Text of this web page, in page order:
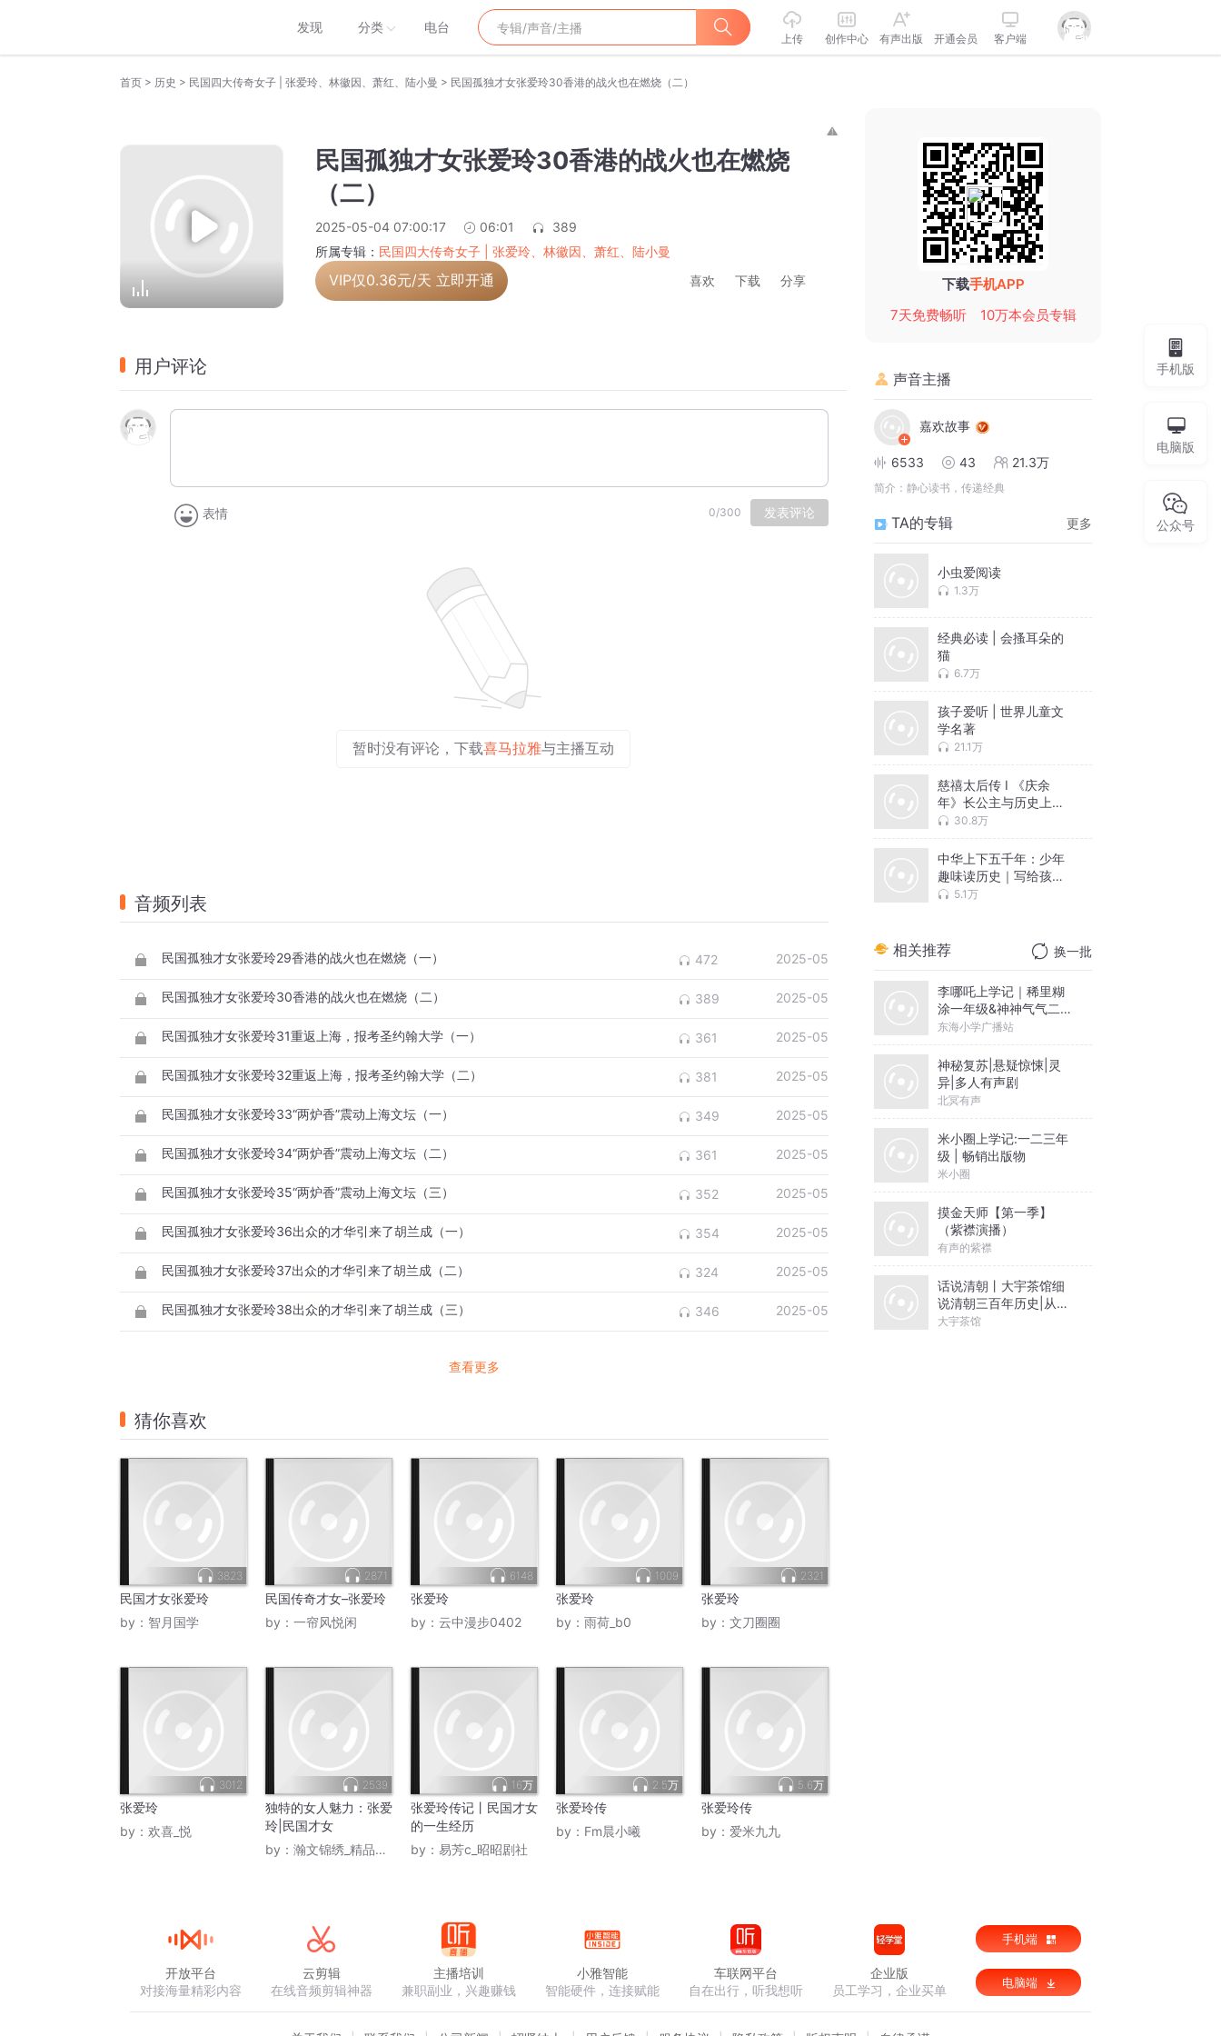
发现 分类 电台
上传 创作中心 有声出版 开通会员 客户端
首页 > 历史 > 民国四大传奇女子 | 张爱玲、林徽因、萧红、陆小曼 > 民国孤独才女张爱玲30香港的战火也在燃烧（二）
民国孤独才女张爱玲30香港的战火也在燃烧
（二）
2025-05-04 07:00:17 06:01
389
所属专辑： 民国四大传奇女子 | 张爱玲、林徽因、萧红、陆小曼
VIP仅0.36元/天 立即开通 喜欢 下载 分享
用户评论
表情 0/300 发表评论
暂时没有评论，下载喜马拉雅与主播互动
音频列表
民国孤独才女张爱玲29香港的战火也在燃烧（一） 472 2025-05
民国孤独才女张爱玲30香港的战火也在燃烧（二） 389 2025-05
民国孤独才女张爱玲31重返上海，报考圣约翰大学（一） 361 2025-05
民国孤独才女张爱玲32重返上海，报考圣约翰大学（二） 381 2025-05
民国孤独才女张爱玲33“两炉香”震动上海文坛（一） 349 2025-05
民国孤独才女张爱玲34“两炉香”震动上海文坛（二） 361 2025-05
民国孤独才女张爱玲35“两炉香”震动上海文坛（三） 352 2025-05
民国孤独才女张爱玲36出众的才华引来了胡兰成（一） 354 2025-05
民国孤独才女张爱玲37出众的才华引来了胡兰成（二） 324 2025-05
民国孤独才女张爱玲38出众的才华引来了胡兰成（三） 346 2025-05
查看更多
猜你喜欢
3823
民国才女张爱玲
by： 智月国学
2871
民国传奇才女–张爱玲
by： 一帘风悦闲
6148
张爱玲
by： 云中漫步0402
1009
张爱玲
by： 雨荷_b0
2321
张爱玲
by： 文刀圈圈
3012
张爱玲
by： 欢喜_悦
2539
独特的女人魅力：张爱
玲|民国才女
by： 瀚文锦绣_精品图书
16万
张爱玲传记丨民国才女
的一生经历
by： 易芳c_昭昭剧社
2.5万
张爱玲传
by： Fm晨小曦
5.6万
张爱玲传
by： 爱米九九
下载手机APP
7天免费畅听
10万本会员专辑
声音主播
嘉欢故事
6533 43 21.3万
简介： 静心读书，传递经典
TA的专辑 更多
小虫爱阅读
1.3万
经典必读 | 会搔耳朵的
猫
6.7万
孩子爱听 | 世界儿童文
学名著
21.1万
慈禧太后传 I 《庆余
年》长公主与历史上的
女性权谋大师对决！| 晚
摇 前朝后宫 清朝历史
30.8万
中华上下五千年：少年
趣味读历史｜写给孩子
们的中国历史故事，从
5.1万
相关推荐 换一批
李哪吒上学记｜稀里糊
涂一年级&神神气气二年
级
东海小学广播站
神秘复苏|悬疑惊悚|灵
异|多人有声剧
北冥有声
米小圈上学记:一二三年
级 | 畅销出版物
米小圈
摸金天师【第一季】
（紫襟演播）
有声的紫襟
话说清朝丨大宇茶馆细
说清朝三百年历史|从努
尔哈赤到末代皇帝溥仪|
大宇茶馆
手机版
电脑版
公众号
开放平台
对接海量精彩内容
云剪辑
在线音频剪辑神器
主播培训
兼职副业，兴趣赚钱
小雅智能
智能硬件，连接赋能
车联网平台
自在出行，听我想听
企业版
员工学习，企业买单
手机端
电脑端